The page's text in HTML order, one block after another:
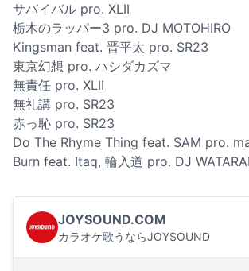
サバイバル pro. XLII
栃木のラッパー3 pro. DJ MOTOHIRO
Kingsman feat. 晋平太 pro. SR23
東京幻想 pro. ハシダカズマ
無責任 pro. XLII
無礼講 pro. SR23
赤っ恥 pro. SR23
Do The Rhyme Thing feat. SAM pro.
Burn feat. Itaq, 輪入道 pro. DJ WATARAI
JOYSOUND.COM
カラオケ歌うならJOYSOUND